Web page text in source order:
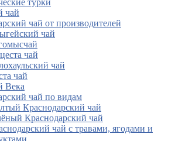
турки
чай
чай от производителей
чай
чай
чай
чай
Века
чай по видам
Краснодарский чай
Краснодарский чай
чай с травами, ягодами и